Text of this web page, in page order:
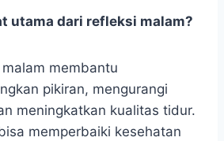
utama dari refleksi malam?
membantu
pikiran, mengurangi
meningkatkan kualitas tidur.
memperbaiki kesehatan